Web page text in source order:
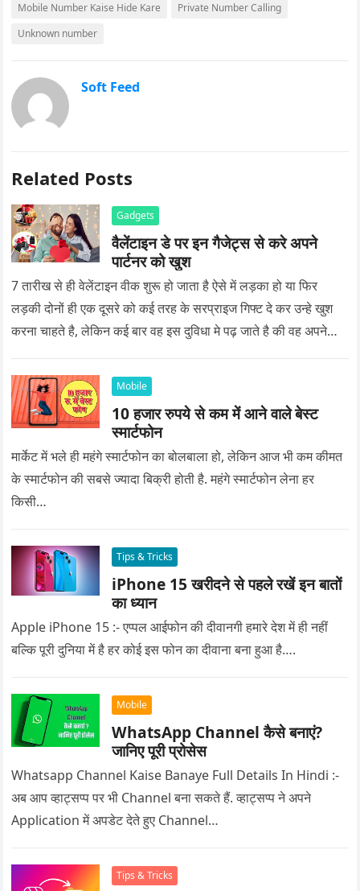
Mobile Number Kaise Hide Kare
Private Number Calling
Unknown number
Soft Feed
Related Posts
Gadgets
वैलेंटाइन डे पर इन गैजेट्स से करे अपने
पार्टनर को खुश
7 तारीख से ही वेलेंटाइन वीक शुरू हो जाता है ऐसे में लड़का हो या फिर
लड़की दोनों ही एक दूसरे को कई तरह के सरप्राइज गिफ्ट दे कर उन्हे खुश
करना चाहते है, लेकिन कई बार वह इस दुविधा मे पढ़ जाते है की वह अपने
Mobile
10 हजार रुपये से कम में आने वाले बेस्ट
स्मार्टफोन
मार्केट में भले ही महंगे स्मार्टफोन का बोलबाला हो, लेकिन आज भी कम कीमत
के स्मार्टफोन की सबसे ज्यादा बिक्री होती है. महंगे स्मार्टफोन लेना हर
किसी…
Tips & Tricks
iPhone 15 खरीदने से पहले रखें इन बातों
का ध्यान
Apple iPhone 15 :- एप्पल आईफोन की दीवानगी हमारे देश में ही नहीं
बल्कि पूरी दुनिया में है हर कोई इस फोन का दीवाना बना हुआ है….
Mobile
WhatsApp Channel कैसे बनाएं?
जानिए पूरी प्रोसेस
Whatsapp Channel Kaise Banaye Full Details In Hindi :-
अब आप व्हाट्सप्प पर भी Channel बना सकते हैं. व्हाट्सप्प ने अपने
Application में अपडेट देते हुए Channel…
Tips & Tricks